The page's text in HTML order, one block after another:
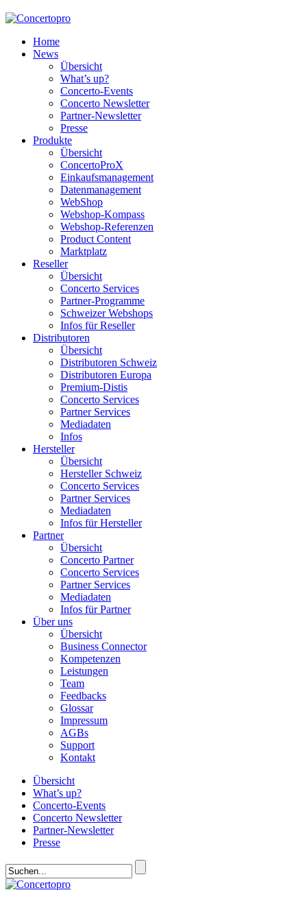
Home
News
Übersicht
What’s up?
Concerto-Events
Concerto Newsletter
Partner-Newsletter
Presse
Produkte
Übersicht
ConcertoProX
Einkaufsmanagement
Datenmanagement
WebShop
Webshop-Kompass
Webshop-Referenzen
Product Content
Marktplatz
Reseller
Übersicht
Concerto Services
Partner-Programme
Schweizer Webshops
Infos für Reseller
Distributoren
Übersicht
Distributoren Schweiz
Distributoren Europa
Premium-Distis
Concerto Services
Partner Services
Mediadaten
Infos
Hersteller
Übersicht
Hersteller Schweiz
Concerto Services
Partner Services
Mediadaten
Infos für Hersteller
Partner
Übersicht
Concerto Partner
Concerto Services
Partner Services
Mediadaten
Infos für Partner
Über uns
Übersicht
Business Connector
Kompetenzen
Leistungen
Team
Feedbacks
Glossar
Impressum
AGBs
Support
Kontakt
Übersicht
What’s up?
Concerto-Events
Concerto Newsletter
Partner-Newsletter
Presse